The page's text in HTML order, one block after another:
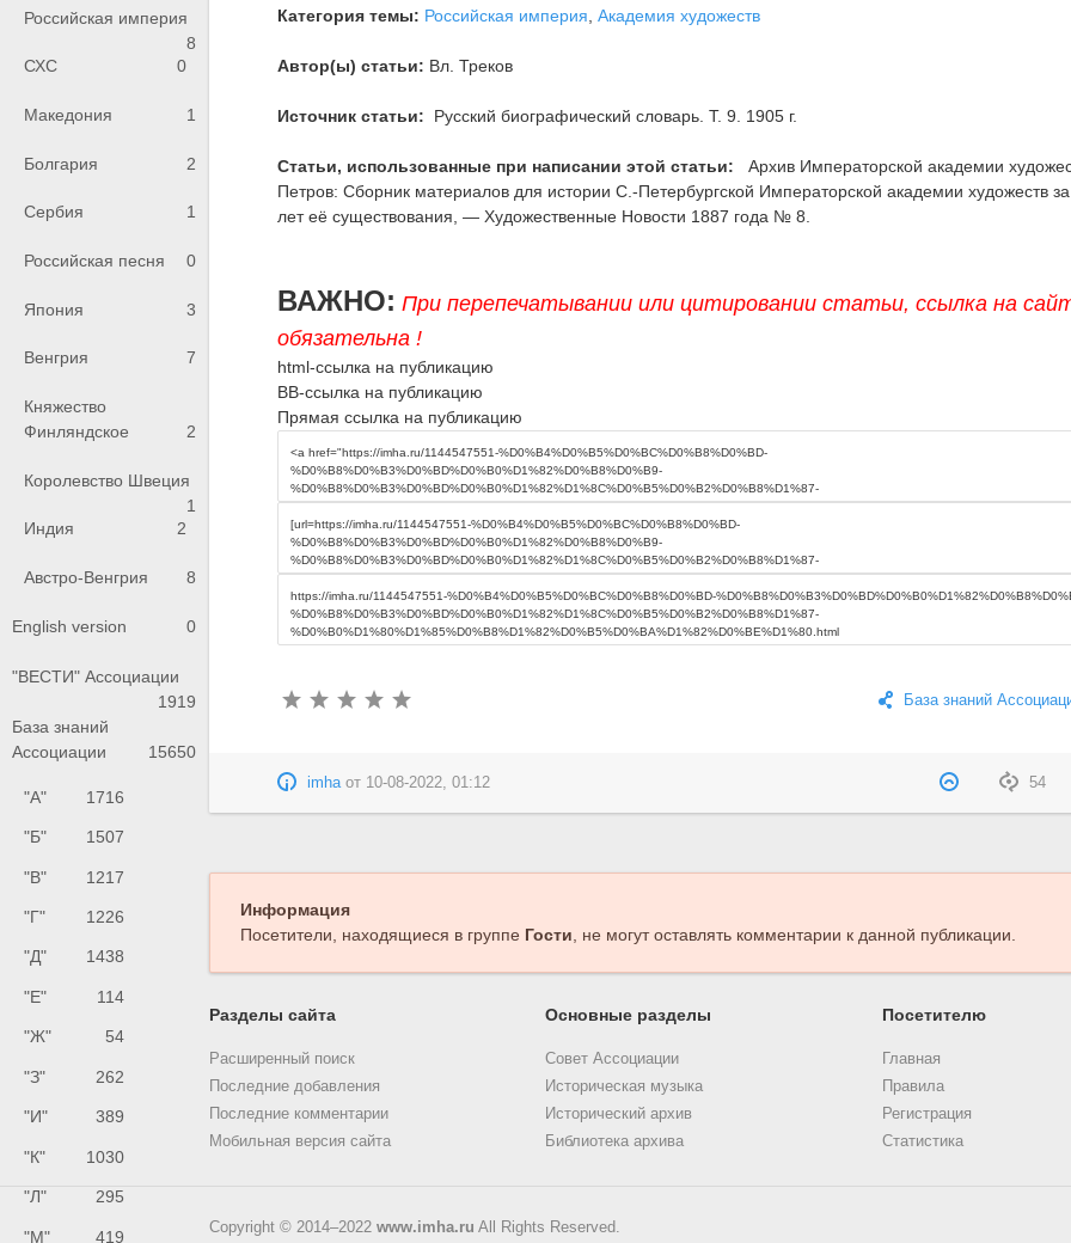
Российская империя
8
СХС
0
Македония 1
Болгария 2
Сербия 1
Российская песня 0
Япония 3
Венгрия 7
Княжество
Финляндское
2
Королевство Швеция
1
Индия
2
Австро-Венгрия 8
English version 0
"ВЕСТИ" Ассоциации
1919
База знаний
Ассоциации
15650
"А" 1716
"Б" 1507
"В" 1217
"Г" 1226
"Д" 1438
"Е" 114
"Ж" 54
"З" 262
"И" 389
"К" 1030
"Л" 295
"М" 419
Категория темы: Российская империя ,Академия художеств
Автор(ы) статьи: Вл. Треков
Источник статьи: Русский биографический словарь. Т. 9. 1905 г.
Статьи, использованные при написании этой статьи:
Архив Императорской академии
Петров: Сборник материалов для истории С.-Петербургской Императорской академии художеств за
лет её существования, — Художественные Новости 1887 года № 8.
ВАЖНО: При перепечатывании или цитировании статьи, ссылка на
обязательна !
html-ссылка на публикацию
BB-ссылка на публикацию
Прямая ссылка на публикацию
База знаний
54
imhaот 10-08-2022, 01:12
Информация
Посетители, находящиеся в группе Гости, не могут оставлять комментарии к данной публикации.
Разделы сайта
Расширенный поиск
Последние добавления
Последние комментарии
Мобильная версия сайта
Основные разделы
Совет Ассоциации
Историческая музыка
Исторический архив
Библиотека архива
Посетителю
Главная
Правила
Регистрация
Статистика
Copyright © 2014–2022 www.imha.ru All Rights Reserved.